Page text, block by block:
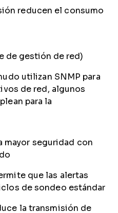
reducen el consumo
de gestión de red)
utilizan SNMP para
de red, algunos
para la
mayor seguridad con
que las alertas
de sondeo estándar
la transmisión de